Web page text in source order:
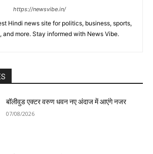
https://newsvibe.in/
Hindi news site for politics, business, sports,
and more. Stay informed with News Vibe.
बॉलीवुड एक्टर वरुण धवन नए अंदाज में आएंगे नजर
07/08/2026